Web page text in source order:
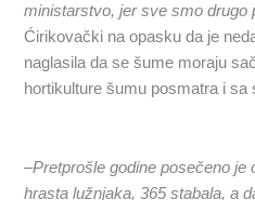
ministarstvo,jer sve smo drugo
Ćirikovački na opasku da je
naglasila da se šume moraju
hortikulture šumu posmatra i sa
–Pretprošle godine posečenoje
hrasta lužnjaka,365 stabala, a